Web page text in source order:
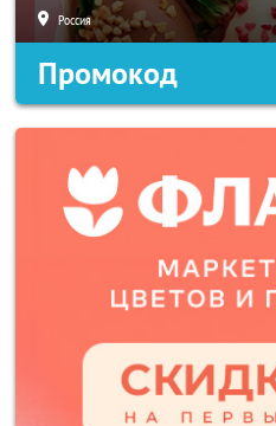
Россия
Промокод